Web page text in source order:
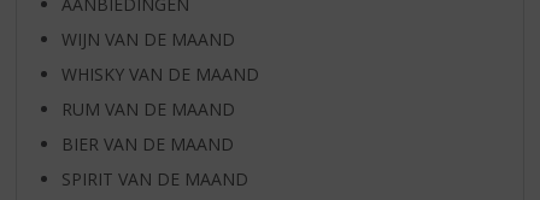
WIJN VAN DE MAAND
WHISKY VAN DE MAAND
RUM VAN DE MAAND
BIER VAN DE MAAND
SPIRIT VAN DE MAAND